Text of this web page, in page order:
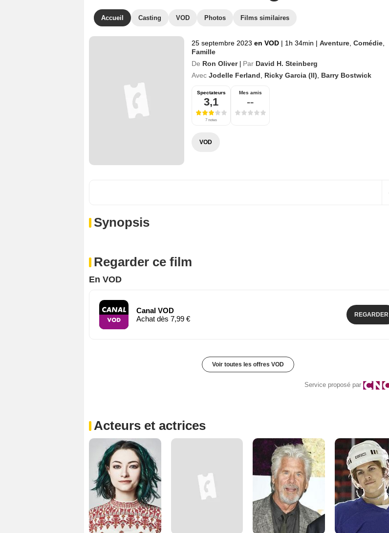
Accueil Casting VOD Photos Films similaires
25 septembre 2023 en VOD | 1h 34min | Aventure Comédie
Famille
De Ron Oliver Par David H. Steinberg
Avec Jodelle Ferland Ricky Garcia (II) Barry Bostwick
Spectateurs
3,1
7 notes
Mes amis
--
VOD
Synopsis
Regarder ce film
En VOD
Canal VOD
Achat dès 7,99 €
REGARDER
Voir toutes les offres VOD
Service proposé par
Acteurs et actrices